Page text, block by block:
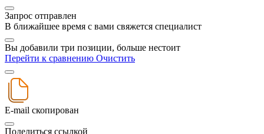
Запрос отправлен
В ближайшее время с вами свяжется специалист
Вы добавили три позиции, больше нестоит
Перейти к сравнению Очистить
E-mail скопирован
Поделиться ссылкой